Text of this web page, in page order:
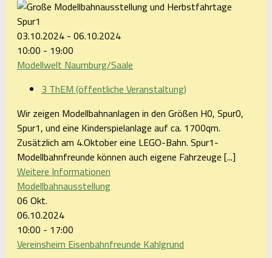
03.10.2024 - 06.10.2024
10:00 - 19:00
Modellwelt Naumburg/Saale
3 ThEM (öffentliche Veranstaltung)
Wir zeigen Modellbahnanlagen in den Größen H0, Spur0,
Spur1, und eine Kinderspielanlage auf ca. 1700qm.
Zusätzlich am 4.Oktober eine LEGO-Bahn. Spur1-
Modellbahnfreunde können auch eigene Fahrzeuge [...]
Weitere Informationen
Modellbahnausstellung
06 Okt.
06.10.2024
10:00 - 17:00
Vereinsheim Eisenbahnfreunde Kahlgrund